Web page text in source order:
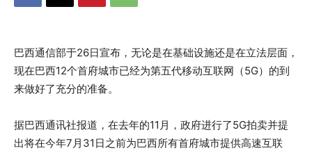
巴西通信部于26日宣布，无论是在基础设施还是在立法层面，
现在巴西12个首府城市已经为第五代移动互联网（5G）的到
来做好了充分的准备。
据巴西通讯社报道，在去年的11月，政府进行了5G拍卖并提
出将在今年7月31日之前为巴西所有首府城市提供高速互联